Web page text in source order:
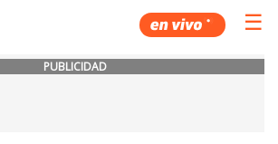
☰
PUBLICIDAD